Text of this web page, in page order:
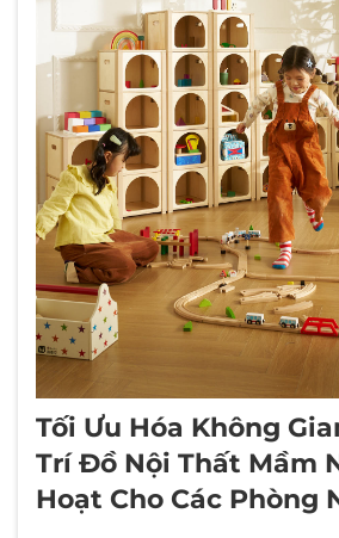
Tải Xuống
Liên Hệ Chúng Tôi
Bài Viết
Tối Ưu Hóa Không
Trí Đồ Nội Thất Mầm
Hoạt Cho Các Phòng